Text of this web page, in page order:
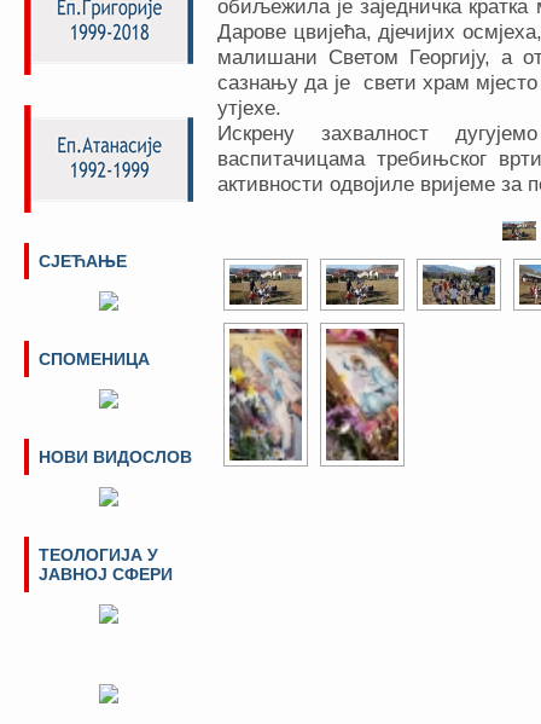
обиљежила је заједничка
Дарове цвијећа, дјечијих
малишани Светом Георгију, а
сазнању да је свети храм
утјехе.
Искрену захвалност
васпитачицама требињског
активности одвојиле вријеме за
СЈЕЋАЊЕ
СПОМЕНИЦА
НОВИ ВИДОСЛОВ
ТЕОЛОГИЈА У
ЈАВНОЈ СФЕРИ